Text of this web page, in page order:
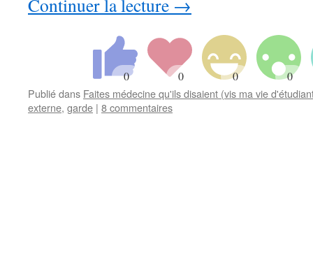
Continuer la lecture →
Publié dans Faites médecine qu'ils disaient (vis ma vie
externe, garde | 8 commentaires